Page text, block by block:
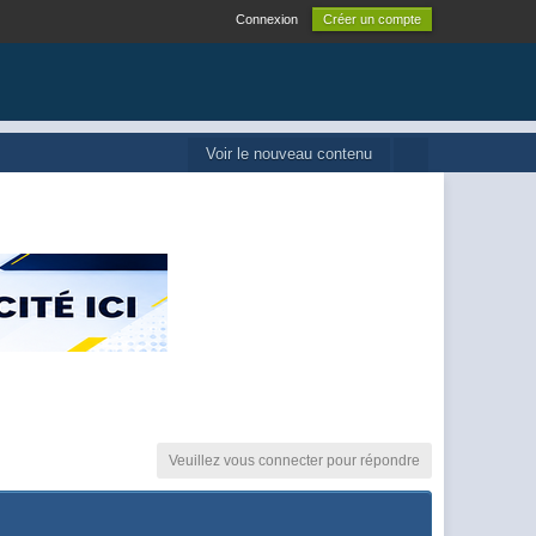
Connexion Créer un compte
Voir le nouveau contenu
Veuillez vous connecter pour répondre